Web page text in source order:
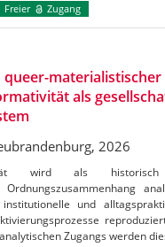
Freier Zugang
queer-materialistischer
als
2026
wird als historisch
Ordnungszusammenhang
und
Zugangs werden